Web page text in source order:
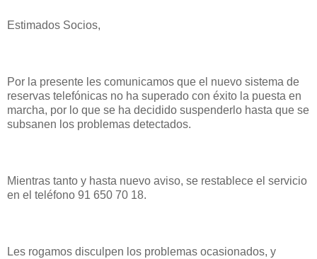
Estimados Socios,
Por la presente les comunicamos que el nuevo sistema de
reservas telefónicas no ha superado con éxito la puesta en
marcha, por lo que se ha decidido suspenderlo hasta que se
subsanen los problemas detectados.
Mientras tanto y hasta nuevo aviso, se restablece el servicio
en el teléfono 91 650 70 18.
Les rogamos disculpen los problemas ocasionados, y